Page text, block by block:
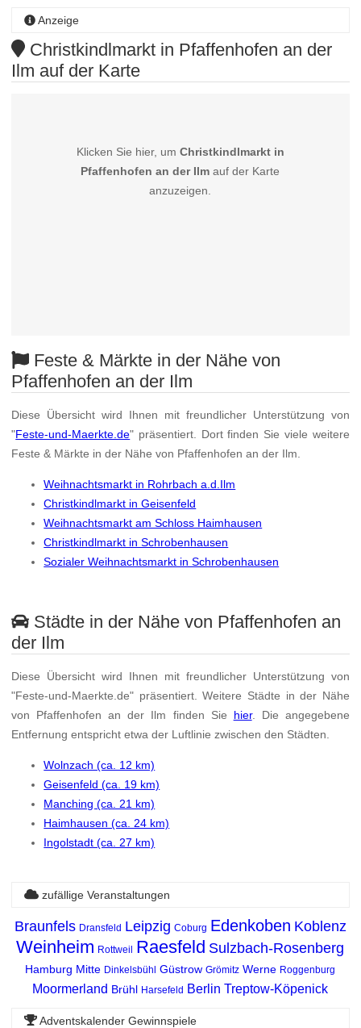
Anzeige
Christkindlmarkt in Pfaffenhofen an der
Ilm auf der Karte
Klicken Sie hier, um Christkindlmarkt in
Pfaffenhofen an der Ilm auf der Karte
anzuzeigen.
Feste & Märkte in der Nähe von
Pfaffenhofen an der Ilm
Diese Übersicht wird Ihnen mit freundlicher Unterstützung von
"Feste-und-Maerkte.de" präsentiert. Dort finden Sie viele weitere
Feste & Märkte in der Nähe von Pfaffenhofen an der Ilm.
Weihnachtsmarkt in Rohrbach a.d.Ilm
Christkindlmarkt in Geisenfeld
Weihnachtsmarkt am Schloss Haimhausen
Christkindlmarkt in Schrobenhausen
Sozialer Weihnachtsmarkt in Schrobenhausen
Städte in der Nähe von Pfaffenhofen an
der Ilm
Diese Übersicht wird Ihnen mit freundlicher Unterstützung von
"Feste-und-Maerkte.de" präsentiert. Weitere Städte in der Nähe
von Pfaffenhofen an der Ilm finden Sie hier. Die angegebene
Entfernung entspricht etwa der Luftlinie zwischen den Städten.
Wolnzach (ca. 12 km)
Geisenfeld (ca. 19 km)
Manching (ca. 21 km)
Haimhausen (ca. 24 km)
Ingolstadt (ca. 27 km)
zufällige Veranstaltungen
Braunfels Dransfeld Leipzig Coburg Edenkoben Koblenz
Weinheim Rottweil Raesfeld Sulzbach-Rosenberg
Hamburg Mitte Dinkelsbühl Güstrow Grömitz Werne Roggenburg
Moormerland Brühl Harsefeld Berlin Treptow-Köpenick
Adventskalender Gewinnspiele